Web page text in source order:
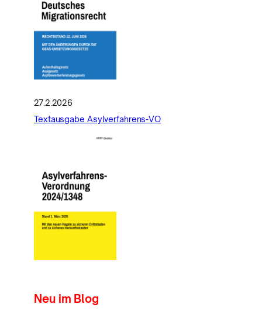
27.2.2026
Textausgabe Asylverfahrens-VO
Neu im Blog